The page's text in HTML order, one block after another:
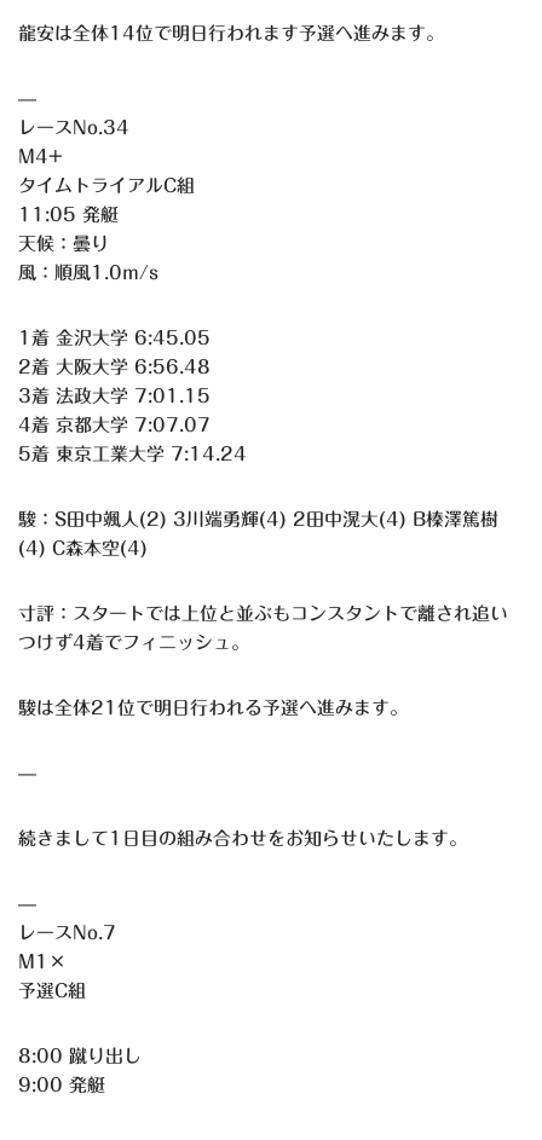
龍安は全体14位で明日行われます予選へ進みます。
—
レースNo.34
M4+
タイムトライアルC組
11:05 発艇
天候：曇り
風：順風1.0m/s
1着 金沢大学 6:45.05
2着 大阪大学 6:56.48
3着 法政大学 7:01.15
4着 京都大学 7:07.07
5着 東京工業大学 7:14.24
駿：S田中颯人(2) 3川端勇輝(4) 2田中滉大(4) B榛澤篤樹
(4) C森本空(4)
寸評：スタートでは上位と並ぶもコンスタントで離され追い
つけず4着でフィニッシュ。
駿は全体21位で明日行われる予選へ進みます。
—
続きまして1日目の組み合わせをお知らせいたします。
—
レースNo.7
M1×
予選C組
8:00 蹴り出し
9:00 発艇